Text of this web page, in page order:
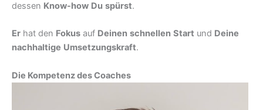
dessen Know-how Du spürst.
Er hat den Fokus auf Deinen schnellen Start und Deine
nachhaltige Umsetzungskraft.
Die Kompetenz des Coaches